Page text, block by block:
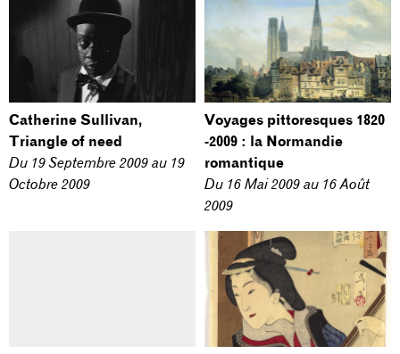
Catherine Sullivan,
Triangle of need
Du 19 Septembre 2009au 19
Octobre 2009
Voyages pittoresques 1820
-2009 : la Normandie
romantique
Du 16 Mai 2009au 16 Août
2009